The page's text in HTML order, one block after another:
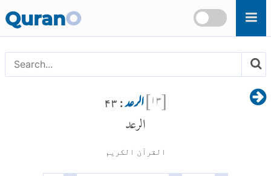
Skip to main content
QuranO
[۱۳]الرعد: ۴۳
الرعد
القرآن الكريم